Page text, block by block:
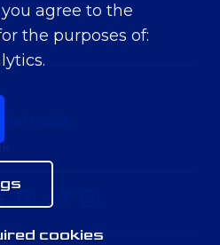
agree to the
the purposes of:
.
cookies